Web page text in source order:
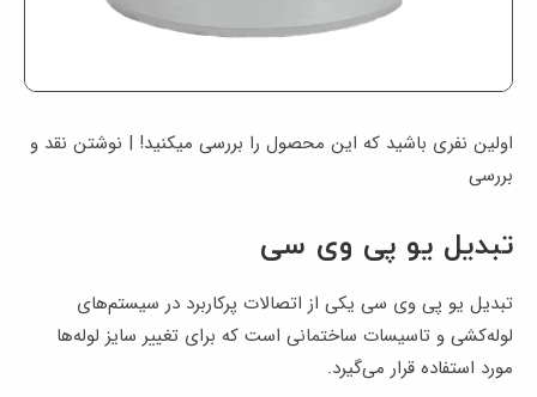
اولین نفری باشید که این محصول را بررسی میکنید! | نوشتن نقد و
بررسی
تبدیل یو پی وی سی
تبدیل یو پی وی سی یکی از اتصالات پرکاربرد در سیستم‌های
لوله‌کشی و تاسیسات ساختمانی است که برای تغییر سایز لوله‌ها
مورد استفاده قرار می‌گیرد.